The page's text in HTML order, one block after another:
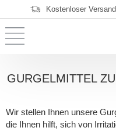
Kostenloser
GURGELMITTEL
Wir stellen Ihnen unsere
die Ihnen hilft, sich von